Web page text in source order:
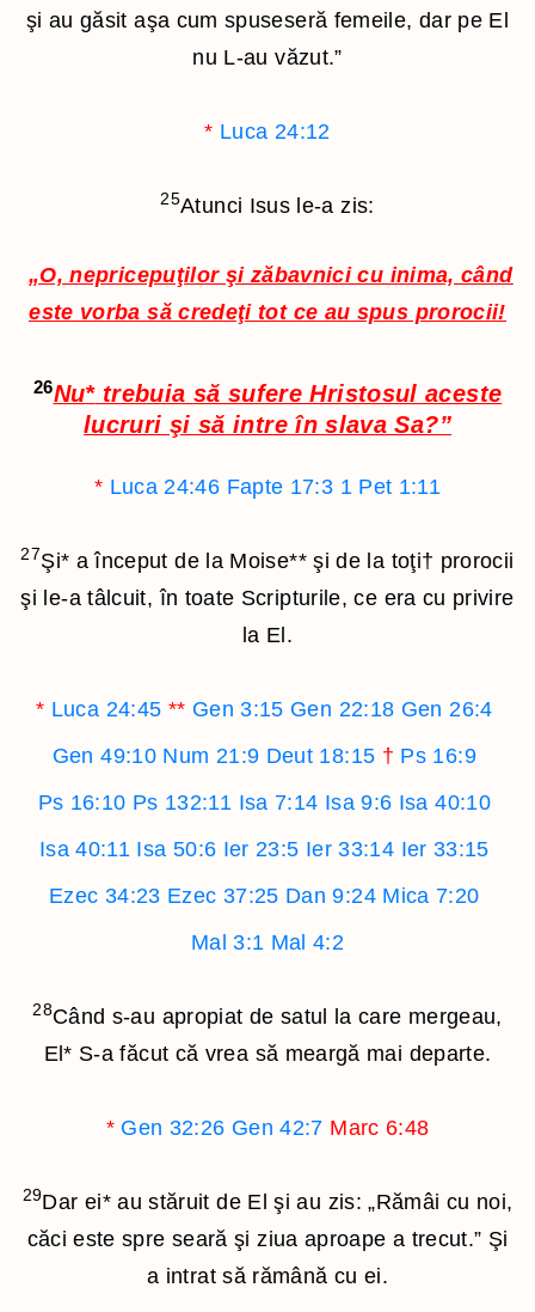
şi au găsit aşa cum spuseseră femeile, dar pe El
nu L-au văzut.”
* Luca 24:12
25Atunci Isus le-a zis:
„O, nepricepuţilor şi zăbavnici cu inima, când
este vorba să credeţi tot ce au spus prorocii!
26Nu* trebuia să sufere Hristosul aceste
lucruri şi să intre în slava Sa?”
* Luca 24:46 Fapte 17:3 1 Pet 1:11
27Şi* a început de la Moise**şi de la toţi† prorocii
şi le-a tâlcuit, în toate Scripturile, ce era cu privire
la El.
* Luca 24:45 ** Gen 3:15 Gen 22:18 Gen 26:4
Gen 49:10 Num 21:9 Deut 18:15 † Ps 16:9
Ps 16:10 Ps 132:11 Isa 7:14 Isa 9:6 Isa 40:10
Isa 40:11 Isa 50:6 Ier 23:5 Ier 33:14 Ier 33:15
Ezec 34:23 Ezec 37:25 Dan 9:24 Mica 7:20
Mal 3:1 Mal 4:2
28Când s-au apropiat de satul la care mergeau,
El* S-a făcut că vrea să meargă mai departe.
* Gen 32:26 Gen 42:7 Marc 6:48
29Dar ei*au stăruit de El şi au zis: „Rămâi cu noi,
căci este spre seară şi ziua aproape a trecut.” Şi
a intrat să rămână cu ei.